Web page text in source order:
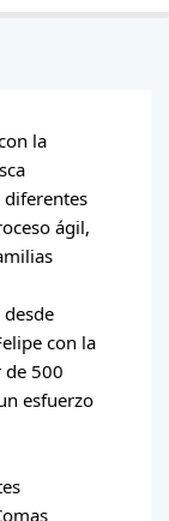
la
ágil,
con la
de 500
esfuerzo